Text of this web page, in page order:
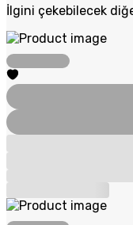
İlgini çekebilecek